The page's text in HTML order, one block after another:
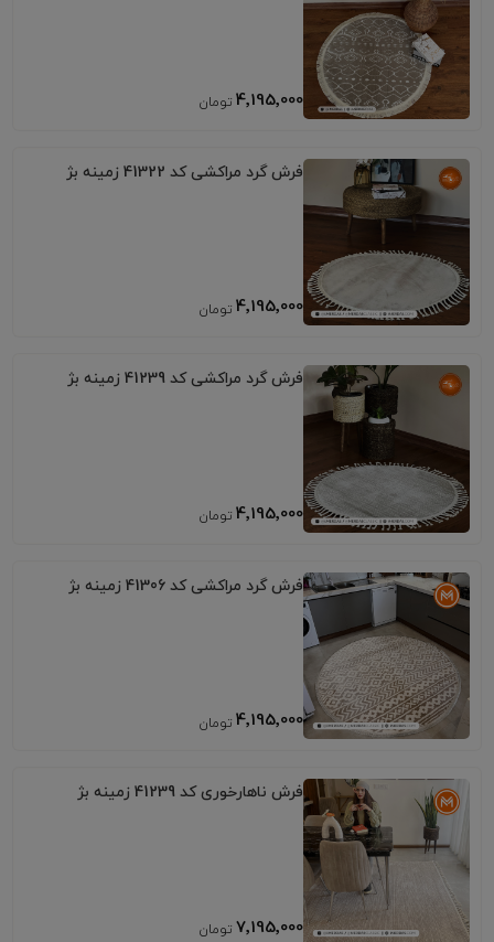
4٬195٬000
فرش گرد مراکشی کد 41322 زمینه بژ
4٬195٬000
فرش گرد مراکشی کد 41239 زمینه بژ
4٬195٬000
فرش گرد مراکشی کد 41306 زمینه بژ
4٬195٬000
فرش ناهارخوری کد 41239 زمینه بژ
7٬195٬000